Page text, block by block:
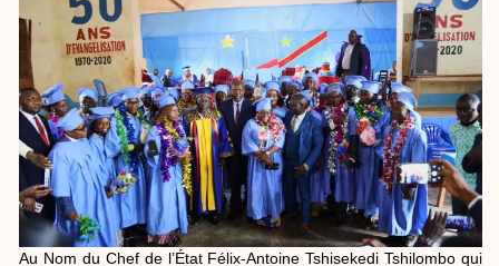
Au Nom du Chef de l’État Félix-Antoine Tshisekedi Tshilombo qui